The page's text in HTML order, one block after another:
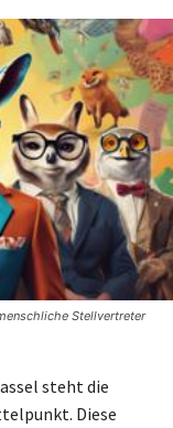
Stellvertreter
steht die
Diese